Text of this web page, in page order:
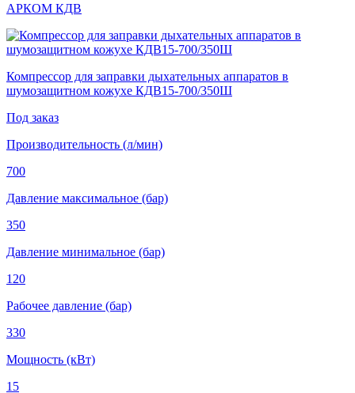
АРКОМ КДВ
Компрессор для заправки дыхательных аппаратов в
шумозащитном кожухе КДВ15-700/350Ш
Под заказ
Производительность (л/мин)
700
Давление максимальное (бар)
350
Давление минимальное (бар)
120
Рабочее давление (бар)
330
Мощность (кВт)
15